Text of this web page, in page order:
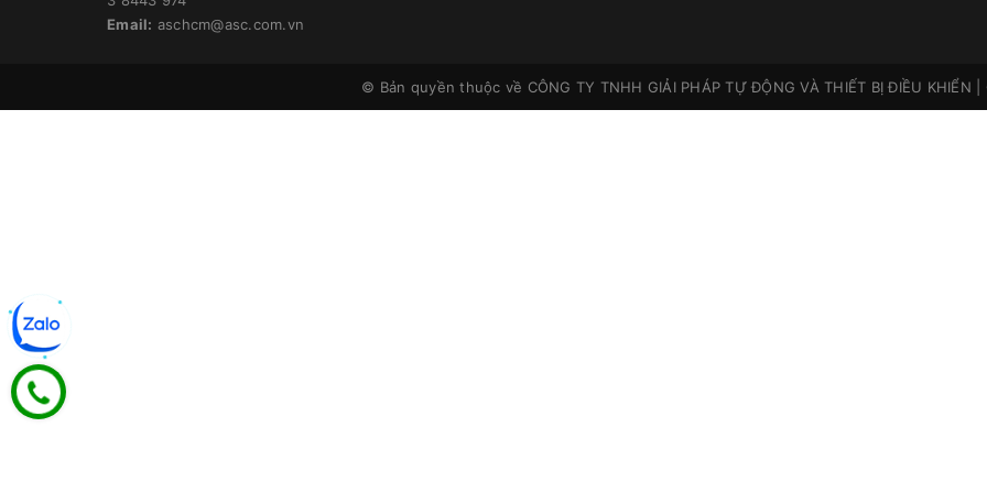
Email: aschcm@asc.com.vn
© Bản quyền thuộc về CÔNG TY TNHH GIẢI PHÁP TỰ ĐỘNG VÀ THIẾT BỊ ĐIỀU KHIỂN